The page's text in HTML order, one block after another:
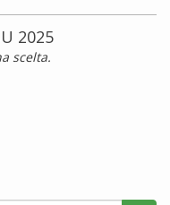
2025
scelta.